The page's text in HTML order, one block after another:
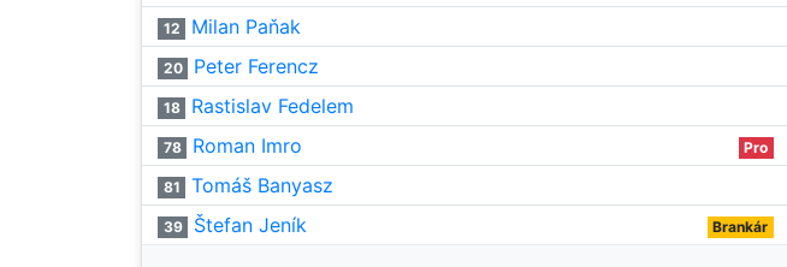
12 Milan Paňak
20 Peter Ferencz
18 Rastislav Fedelem
78 Roman Imro Pro
81 Tomáš Banyasz
39 Štefan Jeník Brankár